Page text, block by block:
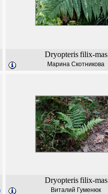
Dryopteris filix-mas
Марина Скотникова
Dryopteris filix-mas
Виталий Гуменюк